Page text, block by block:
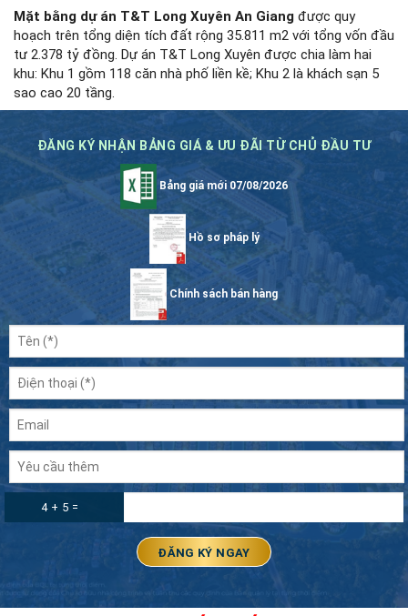
Mặt bằng dự án T&T Long Xuyên An Giang được quy
hoạch trên tổng diện tích đất rộng 35.811 m2 với tổng vốn đầu
tư 2.378 tỷ đồng. Dự án T&T Long Xuyên được chia làm hai
khu: Khu 1 gồm 118 căn nhà phố liền kề; Khu 2 là khách sạn 5
sao cao 20 tầng.
ĐĂNG KÝ NHẬN BẢNG GIÁ & ƯU ĐÃI TỪ CHỦ ĐẦU TƯ
Bảng giá mới 07/08/2026
Hồ sơ pháp lý
Chính sách bán hàng
4 + 5 =